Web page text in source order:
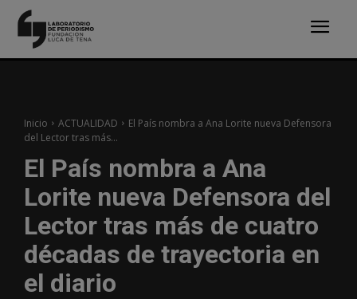
Inicio ACTUALIDAD
El País nombra a Ana Lorite nueva Defensora
del Lector tras más...
El País nombra a Ana
Lorite nueva Defensora del
Lector tras más de cuatro
décadas de trayectoria en
el diario